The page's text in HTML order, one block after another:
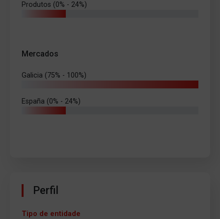
Produtos (0% - 24%)
Mercados
Galicia (75% - 100%)
España (0% - 24%)
Perfil
Tipo de entidade